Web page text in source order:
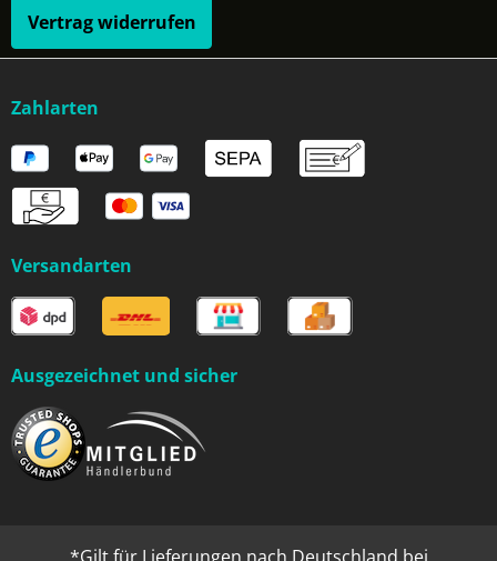
Vertrag widerrufen
Zahlarten
Versandarten
Ausgezeichnet und sicher